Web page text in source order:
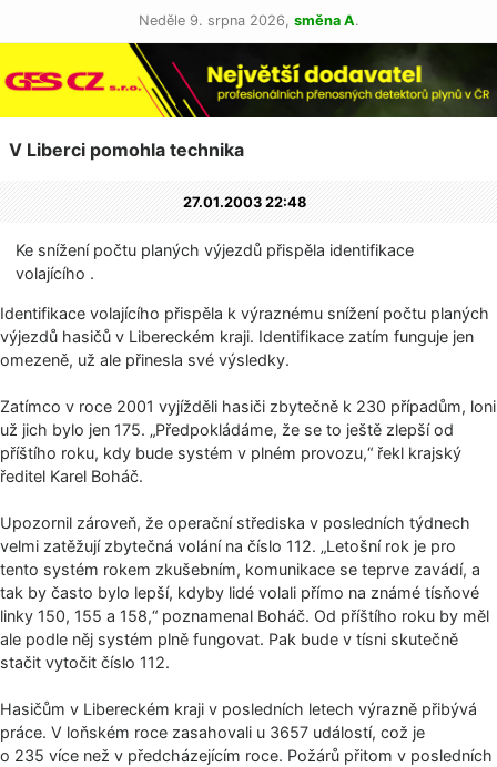
Neděle 9. srpna 2026, směna A.
V Liberci pomohla technika
27.01.2003 22:48
Ke snížení počtu planých výjezdů přispěla identifikace
volajícího .
Identifikace volajícího přispěla k výraznému snížení počtu planých
výjezdů hasičů v Libereckém kraji. Identifikace zatím funguje jen
omezeně, už ale přinesla své výsledky.
Zatímco v roce 2001 vyjížděli hasiči zbytečně k 230 případům, loni
už jich bylo jen 175. „Předpokládáme, že se to ještě zlepší od
příštího roku, kdy bude systém v plném provozu,“ řekl krajský
ředitel Karel Boháč.
Upozornil zároveň, že operační střediska v posledních týdnech
velmi zatěžují zbytečná volání na číslo 112. „Letošní rok je pro
tento systém rokem zkušebním, komunikace se teprve zavádí, a
tak by často bylo lepší, kdyby lidé volali přímo na známé tísňové
linky 150, 155 a 158,“ poznamenal Boháč. Od příštího roku by měl
ale podle něj systém plně fungovat. Pak bude v tísni skutečně
stačit vytočit číslo 112.
Hasičům v Libereckém kraji v posledních letech výrazně přibývá
práce. V loňském roce zasahovali u 3657 událostí, což je
o 235 více než v předcházejícím roce. Požárů přitom v posledních